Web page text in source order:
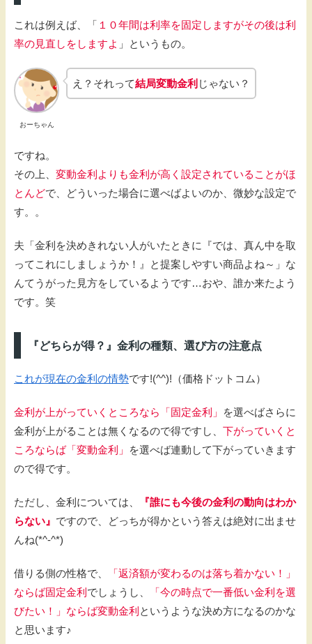
これは例えば、「 １０年間は利率を固定しますがその後は利
率の見直しをしますよ 」というもの。
おーちゃん
え？それって結局変動金利 じゃない？
ですね。
その上、 変動金利よりも金利が高く設定されていることがほ
とんどで、どういった場合に選べばよいのか、微妙な設定で
す。。
夫「金利を決めきれない人がいたときに『では、真ん中を取
ってこれにしましょうか！』と提案しやすい商品よね～」な
んてうがった見方をしているようです…おや、誰か来たよう
です。笑
『どちらが得？』金利の種類、選び方の注意点
これが現在の金利の情勢です!(^^)!（価格ドットコム）
金利が上がっていくところなら「固定金利」
を選べばさらに
金利が上がることは無くなるので得ですし、 下がっていくと
ころならば「変動金利」
を選べば連動して下がっていきます
ので得です。
ただし、金利については、
『誰にも今後の金利の動向はわか
らない』 ですので、どっちが得かという答えは絶対に出ませ
んね(*^-^*)
借りる側の性格で、
「返済額が変わるのは落ち着かない！」
ならば固定金利 でしょうし、
「今の時点で一番低い金利を選
びたい！」ならば変動金利 というような決め方になるのかな
と思います♪